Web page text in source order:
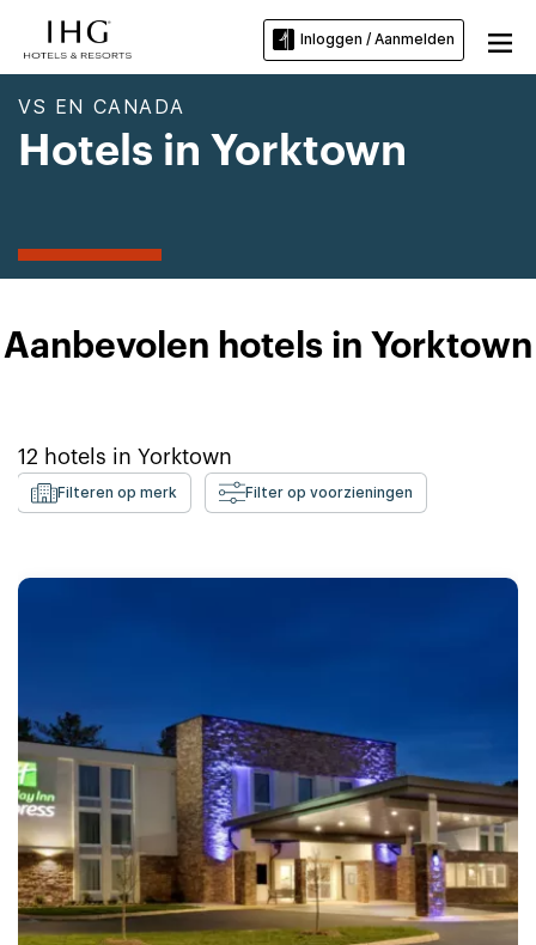
Inloggen / Aanmelden
VS EN CANADA
Hotels in Yorktown
Aanbevolen hotels in Yorktown
12 hotels in Yorktown
Filteren op merk Filter op voorzieningen